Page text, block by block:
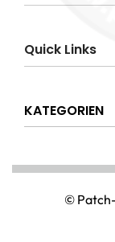
Widerrufsrecht
Quick Links
Mein Konto
KATEGORIEN
PAINTBALL &
PUNISHER &
©